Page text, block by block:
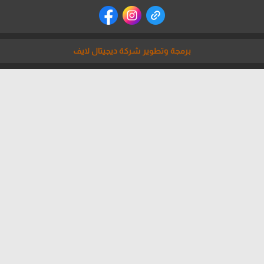
برمجة وتطوير شركة ديجيتال لايف